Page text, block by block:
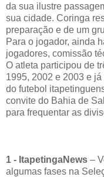
da sua ilustre
sua cidade. Coringa
preparação e de um
Para o jogador, ainda
jogadores, comissão
O atleta participou de
1995, 2002 e 2003 e
do futebol
convite do Bahia de
para frequentar as
1 - ItapetingaNews –
algumas fases na